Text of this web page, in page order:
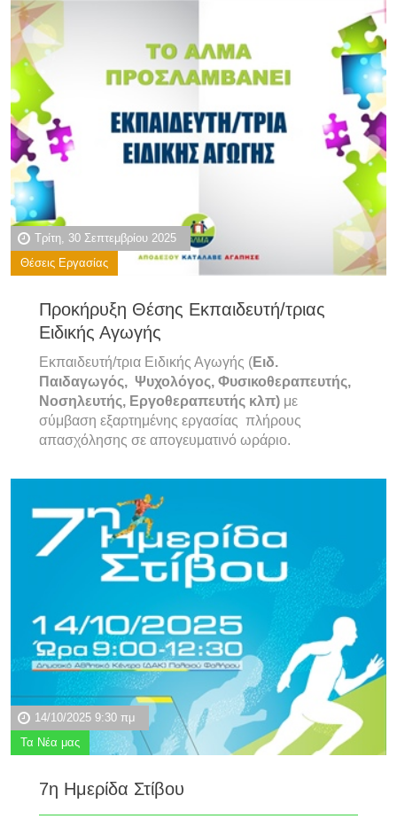
Τρίτη, 30 Σεπτεμβρίου 2025
Θέσεις Εργασίας
Προκήρυξη Θέσης Εκπαιδευτή/τριας
Ειδικής Αγωγής
Εκπαιδευτή/τρια Ειδικής Αγωγής (Ειδ.
Παιδαγωγός, Ψυχολόγος, Φυσικοθεραπευτής,
Νοσηλευτής, Εργοθεραπευτής κλπ) με
σύμβαση εξαρτημένης εργασίας πλήρους
απασχόλησης σε απογευματινό ωράριο.
14/10/2025 9:30 πμ
Τα Νέα μας
7η Ημερίδα Στίβου